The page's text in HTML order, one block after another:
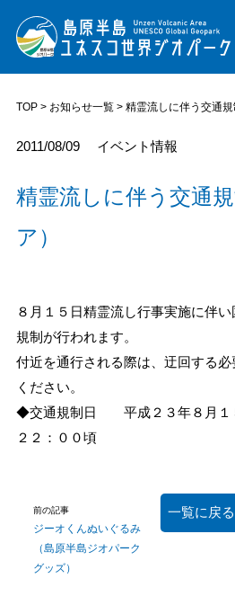
TOP> お知らせ一覧> 精霊流しに伴う交通規
2011/08/09 イベント情報
精霊流しに伴う交通
ア）
８月１５日精霊流し行事実施に伴
規制が行われます。
付近を通行される際は、迂回する
ください。
◆交通規制日 平成２３年８月１
２２：００頃
前の記事
ジーオくんぬいぐるみ
（島原半島ジオパーク
グッズ）
一覧に戻る